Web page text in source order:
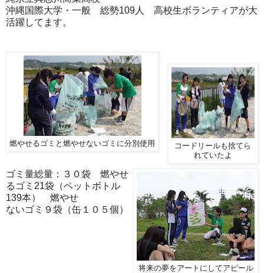
沖縄国際大学・一般 総勢109人 高校生ボランティアが大
活躍してます。
燃やせるゴミと燃やせないゴミに分別使用
コードリールも捨てら
れていたよ
将来の夢をアートにしてアピール
ゴミ量総量：３０袋 燃やせ
るゴミ21袋（ペットボトル
139本） 燃やせ
ないゴミ９袋（缶１０５個）